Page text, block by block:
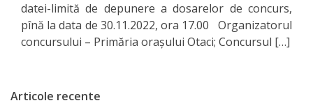
Ясли/
сада
г.Отачь
datei-limită de depunere a dosarelor de concurs,
pînă la data de 30.11.2022, ora 17.00 Organizatorul
concursului – Primăria oraşului Otaci; Concursul […]
Articole recente